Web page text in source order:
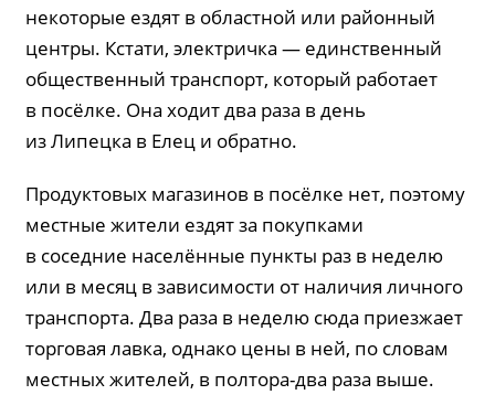
некоторые ездят в областной или районный
центры. Кстати, электричка — единственный
общественный транспорт, который работает
в посёлке. Она ходит два раза в день
из Липецка в Елец и обратно.
Продуктовых магазинов в посёлке нет, поэтому
местные жители ездят за покупками
в соседние населённые пункты раз в неделю
или в месяц в зависимости от наличия личного
транспорта. Два раза в неделю сюда приезжает
торговая лавка, однако цены в ней, по словам
местных жителей, в полтора-два раза выше.